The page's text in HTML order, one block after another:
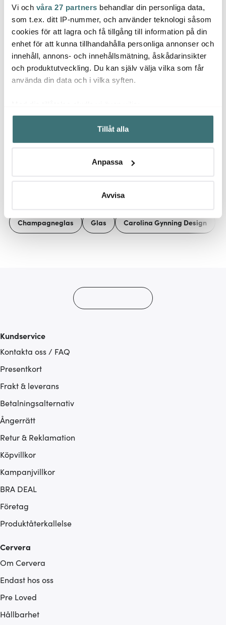
Vi och våra 27 partners behandlar din personliga data,
som t.ex. ditt IP-nummer, och använder teknologi såsom
cookies för att lagra och få tillgång till information på din
enhet för att kunna tillhandahålla personliga annonser och
innehåll, annons- och innehållsmätning, åskådarinsikter
och produktutveckling. Du kan själv välja vilka som får
använda din data och i vilka syften.
Samla in information om din geografiska plats som
kan ha en noggrannhet på upp till flera meter
Identifiera din enhet genom att aktivt skanna den för
Ta reda på mer om hur dina personliga uppgifter
Du kan ändra eller dra tillbaka ditt samtycke när som
Vi använder cookies för att innehållet och annonserna
Tillåt alla
Anpassa
Avvisa
Carolina Gynning
Carolina Gynning Rosé
Golden Butterfly 40 cl
224 kr 299 kr
I lager
Stiernholm
Drink Collection
champagnestopp svart
87 kr 109 kr
I lager
39 kr
Låt dig inspireras av våra kunder
Champagneglas Glas Carolina Gynning Design
Kundservice
Kontakta oss / FAQ
Presentkort
Frakt & leverans
Betalningsalternativ
Ångerrätt
Retur & Reklamation
Köpvillkor
Kampanjvillkor
BRA DEAL
Företag
Produktåterkallelse
Cervera
Om Cervera
Endast hos oss
Pre Loved
Hållbarhet